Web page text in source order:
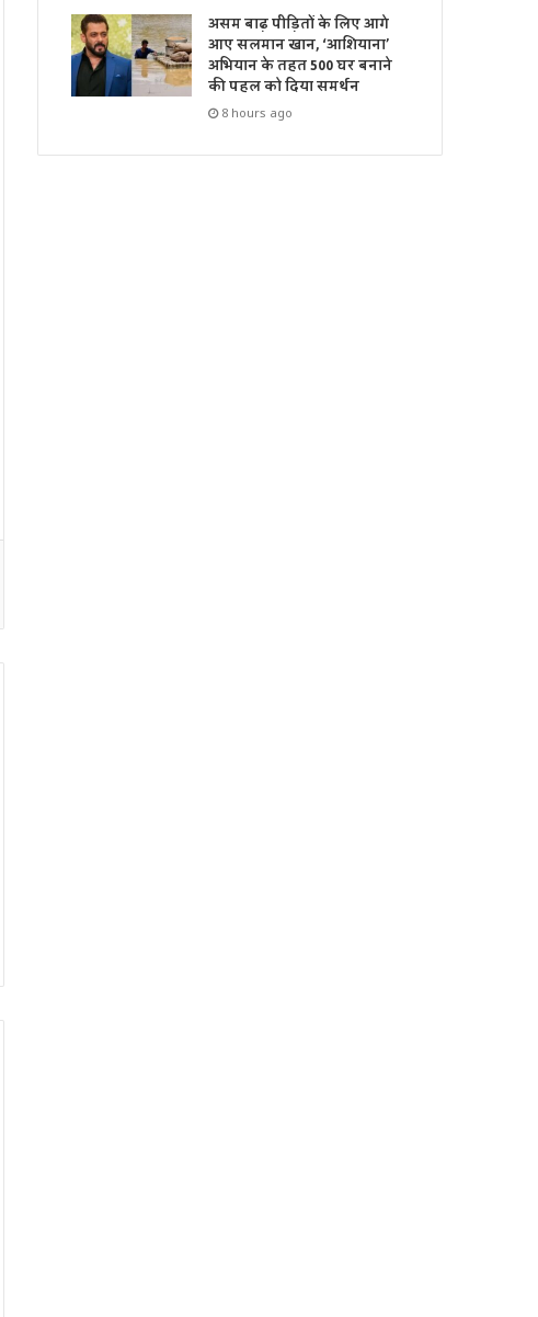
असम बाढ़ पीड़ितों के लिए आगे
आए सलमान खान, ‘आशियाना’
अभियान के तहत 500 घर बनाने
की पहल को दिया समर्थन
8 hours ago